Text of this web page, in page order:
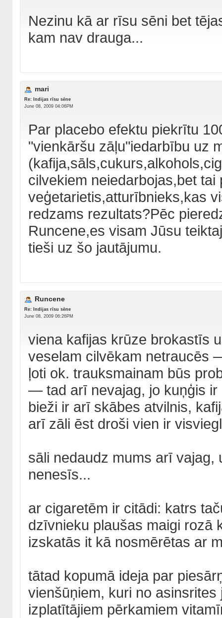
Nezinu kā ar rīsu sēni bet
kam nav drauga...
mari
Re: Indijas rīsu sēne
June 08, 2009 04:06PM
Par placebo efektu piekrītu
"vienkāršu zāļu"iedarbību uz
cilvekiem neiedarbojas,bet tai
veģetarietis,atturībnieks,kas
redzams rezultats?Pēc
Runcene,es visam Jūsu
tieši uz šo jautājumu.
Runcene
Re: Indijas rīsu sēne
June 08, 2009 06:26PM
viena kafijas krūze brokastīs
veselam cilvēkam netraucēs
ļoti ok. trauksmainam būs
— tad arī nevajag, jo kuņģis ir
bieži ir arī skābes atvilnis,
arī zāli ēst droši vien ir
sāli nedaudz mums arī
nenesīs...
ar cigaretēm ir citādi: katrs
dzīvnieku plaušas maigi rozā
izskatās it kā nosmērētas ar
tātad kopumā ideja par
vienšūņiem, kuri no
izplatītājiem pērkamiem